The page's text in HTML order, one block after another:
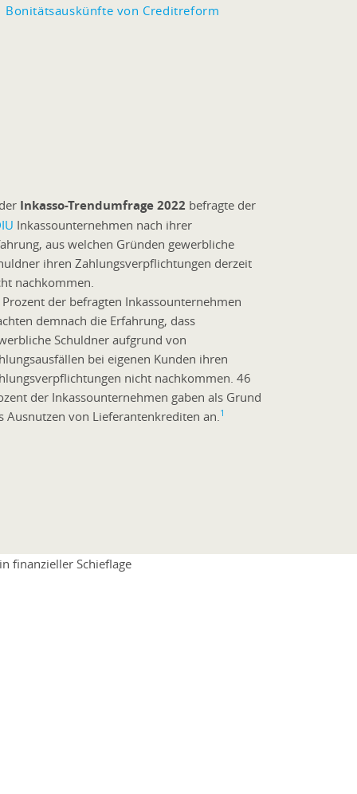
Bonitätsauskünfte von Creditreform
Inkasso-Trendumfrage 2022 befragte der
Inkassounternehmen nach ihrer
aus welchen Gründen gewerbliche
ihren Zahlungsverpflichtungen derzeit
nachkommen.
der befragten Inkassounternehmen
demnach die Erfahrung, dass
Schuldner aufgrund von
bei eigenen Kunden ihren
nicht nachkommen. 46
der Inkassounternehmen gaben als Grund
Ausnutzen von Lieferantenkrediten an.1